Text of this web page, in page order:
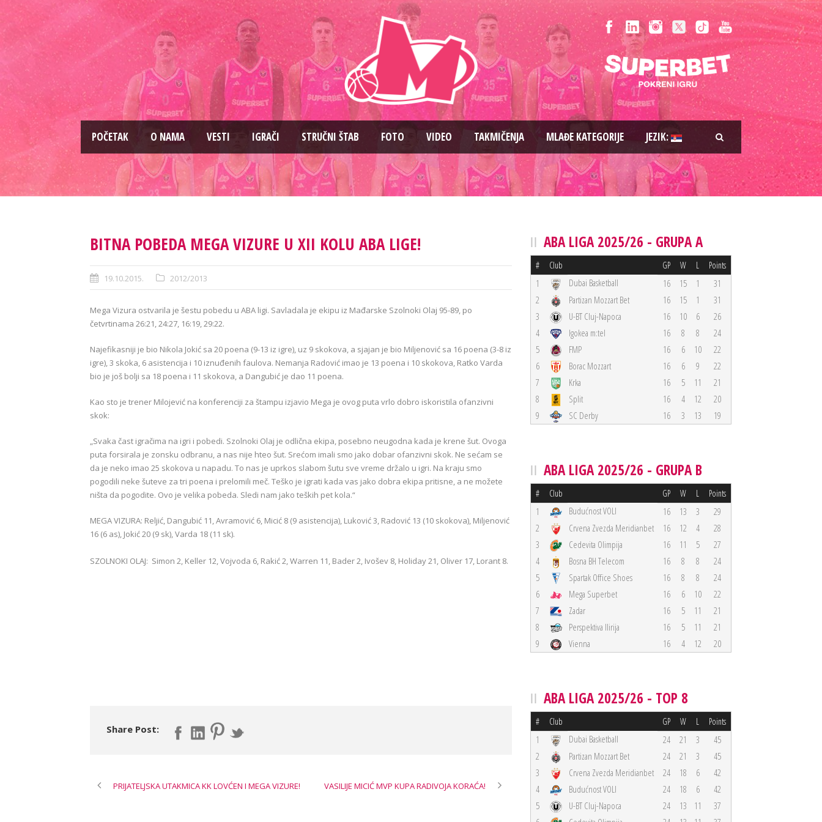
PОČETAK O NAMA VESTI IGRAČI STRUČNI ŠTAB FOTO VIDEO TAKMIČENJA MLAĐE KATEGORIJE JEZIK:
BITNA POBEDA MEGA VIZURE U XII KOLU ABA LIGE!
19.10.2015. 2012/2013
Mega Vizura ostvarila je šestu pobedu u ABA ligi. Savladala je ekipu iz Mađarske Szolnoki Olaj 95-89, po
četvrtinama 26:21, 24:27, 16:19, 29:22.
Najefikasniji je bio Nikola Jokić sa 20 poena (9-13 iz igre), uz 9 skokova, a sjajan je bio Miljenović sa 16 poena (3-8 iz
igre), 3 skoka, 6 asistencija i 10 iznuđenih faulova. Nemanja Radović imao je 13 poena i 10 skokova, Ratko Varda
bio je još bolji sa 18 poena i 11 skokova, a Dangubić je dao 11 poena.
Kao sto je trener Milojević na konferenciji za štampu izjavio Mega je ovog puta vrlo dobro iskoristila ofanzivni
skok:
„Svaka čast igračima na igri i pobedi. Szolnoki Olaj je odlična ekipa, posebno neugodna kada je krene šut. Ovoga
puta forsirala je zonsku odbranu, a nas nije hteo šut. Srećom imali smo jako dobar ofanzivni skok. Ne sećam se
da je neko imao 25 skokova u napadu. To nas je uprkos slabom šutu sve vreme držalo u igri. Na kraju smo
pogodili neke šuteve za tri poena i prelomili meč. Teško je igrati kada vas jako dobra ekipa pritisne, a ne možete
ništa da pogodite. Ovo je velika pobeda. Sledi nam jako teških pet kola.“
MEGA VIZURA: Reljić, Dangubić 11, Avramović 6, Micić 8 (9 asistencija), Luković 3, Radović 13 (10 skokova), Miljenović
16 (6 as), Jokić 20 (9 sk), Varda 18 (11 sk).
SZOLNOKI OLAJ: Simon 2, Keller 12, Vojvoda 6, Rakić 2, Warren 11, Bader 2, Ivošev 8, Holiday 21, Oliver 17, Lorant 8.
Share Post:
PRIJATELJSKA UTAKMICA KK LOVĆEN I MEGA VIZURE! VASILIJE MICIĆ MVP KUPA RADIVOJA KORAĆA!
ABA LIGA 2025/26 - GRUPA A
# Club GP W L Points
1 Dubai Basketball 16 15 1
31
2
Partizan Mozzart Bet 16 15 1
31
3
U-BT Cluj-Napoca 16 10 6
26
4
Igokea m:tel 16 8 8
24
5
FMP 16 6 10
22
6
Borac Mozzart 16 6 9
22
7
Krka 16 5 11
21
8
Split 16 4 12
20
9
SC Derby 16 3 13 19
ABA LIGA 2025/26 - GRUPA B
# Club GP W L Points
1 Budućnost VOLI 16 13 3
29
2
Crvena Zvezda Meridianbet 16 12 4
28
3
Cedevita Olimpija 16 11 5
27
4
Bosna BH Telecom 16 8 8
24
5
Spartak Office Shoes 16 8 8
24
6
Mega Superbet 16 6 10
22
7
Zadar 16 5 11
21
8
Perspektiva Ilirija 16 5 11
21
9
Vienna 16 4 12 20
ABA LIGA 2025/26 - TOP 8
# Club GP W L Points
1 Dubai Basketball 24 21 3
45
2
Partizan Mozzart Bet 24 21 3
45
3
Crvena Zvezda Meridianbet 24 18 6
42
4
Budućnost VOLI 24 18 6
42
5
U-BT Cluj-Napoca 24 13 11
37